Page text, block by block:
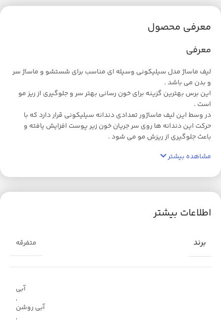
معرفی محصول
معرفی
لیف ماساژ مدل سیلیکونی وسیله ای مناسب برای شستشو و ماساژ سر
و بدن می باشد .
این برس بهترین گزینه برای خون رسانی بهتر سر و جلوگیری از ریز مو
است .
در وسط این لیف ماساژور تعدادی دندانه سیلیکونی قرار دارد که با
حرکت این دندانه ها روی سر جریان خون زیر پوست افزایش یافته و
باعث جلوگیری از ریزش مو می شود .
مشاهده بیشتر
اطلاعات بیشتر
برند متفرقه
آبی
,
آبی روشن
,